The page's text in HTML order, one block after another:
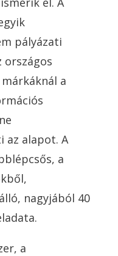
pályázati
országos
a
az alapot. A
a
nagyjából 40
a